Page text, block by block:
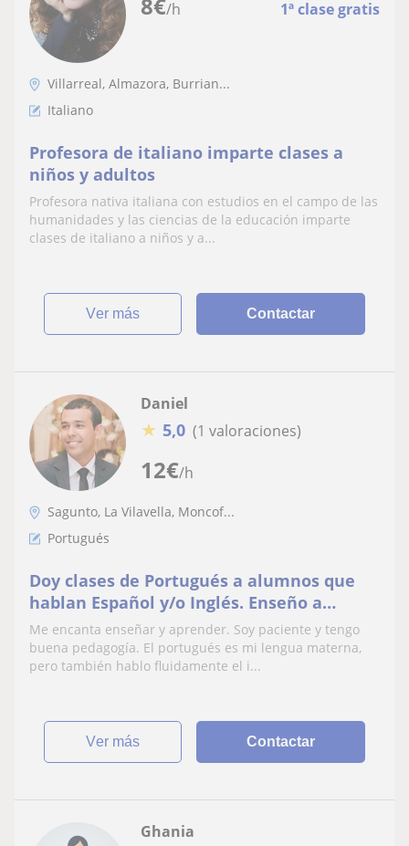
/h 1ª clase gratis
Villarreal, Almazora, Burrian...
Italiano
Profesora de italiano imparte clases a
niños y adultos
Profesora nativa italiana con estudios en el campo de las
humanidades y las ciencias de la educación imparte
clases de italiano a niños y a...
ver más Contactar
12€/h
Daniel
★ 5,0 (1 valoraciones)
Sagunto, La Vilavella, Moncof...
Portugués
Doy clases de Portugués a alumnos que
hablan Español y/o Inglés. Enseño a
alumnos desde adolescentes a adultos,
con interese educacional y/o profesional.
Vivo en Nules, Valencia, España. Puedo
Me encanta enseñar y aprender. Soy paciente y tengo
buena pedagogía. El portugués es mi lengua materna,
pero también hablo fluidamente el i...
ver más Contactar
Ghania